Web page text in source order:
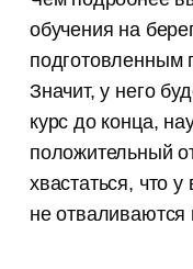
обучения на
подготовленным
Значит, у него
курс до конца,
положительный
хвастаться, что
не отваливаются